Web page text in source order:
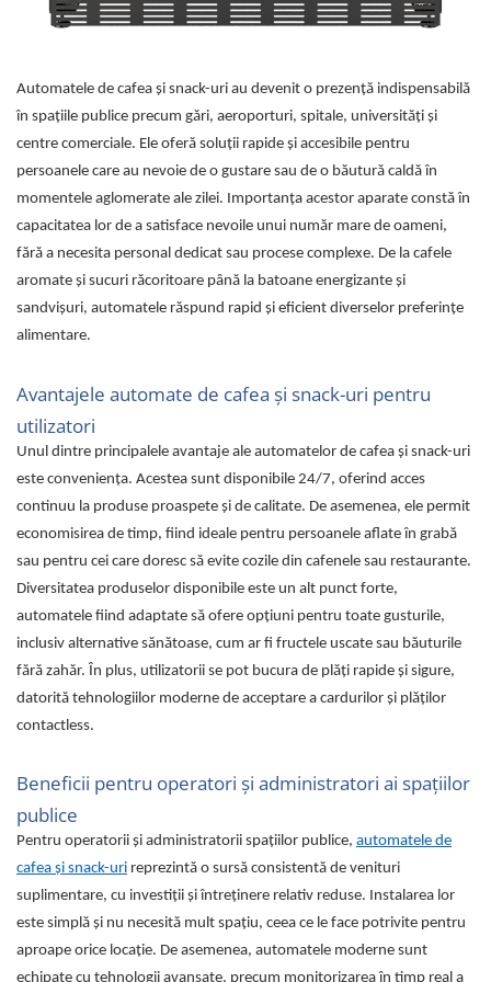
Capsule de Cafea
Automatele de cafea și snack-uri au devenit o prezență indispensabilă
în spațiile publice precum gări, aeroporturi, spitale, universități și
centre comerciale. Ele oferă soluții rapide și accesibile pentru
persoanele care au nevoie de o gustare sau de o băutură caldă în
momentele aglomerate ale zilei. Importanța acestor aparate constă în
capacitatea lor de a satisface nevoile unui număr mare de oameni,
fără a necesita personal dedicat sau procese complexe. De la cafele
aromate și sucuri răcoritoare până la batoane energizante și
sandvișuri, automatele răspund rapid și eficient diverselor preferințe
alimentare.
Avantajele automate de cafea și snack-uri pentru
utilizatori
Unul dintre principalele avantaje ale automatelor de cafea și snack-uri
este conveniența. Acestea sunt disponibile 24/7, oferind acces
continuu la produse proaspete și de calitate. De asemenea, ele permit
economisirea de timp, fiind ideale pentru persoanele aflate în grabă
sau pentru cei care doresc să evite cozile din cafenele sau restaurante.
Diversitatea produselor disponibile este un alt punct forte,
automatele fiind adaptate să ofere opțiuni pentru toate gusturile,
inclusiv alternative sănătoase, cum ar fi fructele uscate sau băuturile
fără zahăr. În plus, utilizatorii se pot bucura de plăți rapide și sigure,
datorită tehnologiilor moderne de acceptare a cardurilor și plăților
contactless.
Beneficii pentru operatori și administratori ai spațiilor
publice
Pentru operatorii și administratorii spațiilor publice, automatele de
cafea și snack-uri reprezintă o sursă consistentă de venituri
suplimentare, cu investiții și întreținere relativ reduse. Instalarea lor
este simplă și nu necesită mult spațiu, ceea ce le face potrivite pentru
aproape orice locație. De asemenea, automatele moderne sunt
echipate cu tehnologii avansate, precum monitorizarea în timp real a